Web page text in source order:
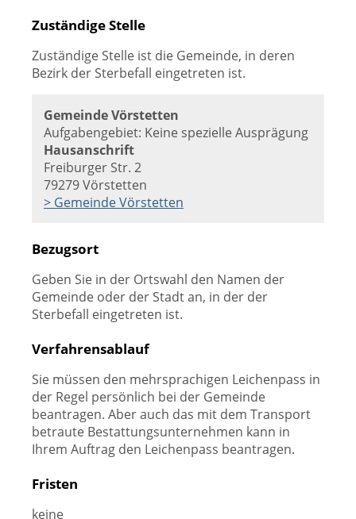
Zuständige Stelle
Zuständige Stelle ist die Gemeinde, in deren
Bezirk der Sterbefall eingetreten ist.
Gemeinde Vörstetten
Aufgabengebiet: Keine spezielle Ausprägung
Hausanschrift
Freiburger Str. 2
79279 Vörstetten
> Gemeinde Vörstetten
Bezugsort
Geben Sie in der Ortswahl den Namen der
Gemeinde oder der Stadt an, in der der
Sterbefall eingetreten ist.
Verfahrensablauf
Sie müssen den mehrsprachigen Leichenpass in
der Regel persönlich bei der Gemeinde
beantragen. Aber auch das mit dem Transport
betraute Bestattungsunternehmen kann in
Ihrem Auftrag den Leichenpass beantragen.
Fristen
keine